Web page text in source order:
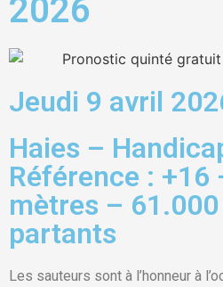
2026
Jeudi 9 avril
Haies –
Référence : +16
mètres –
partants
Les sauteurs sont à l’honneur à